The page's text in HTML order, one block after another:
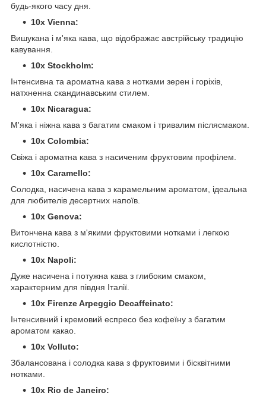
будь-якого часу дня.
10x Vienna:
Вишукана і м'яка кава, що відображає австрійську традицію
кавування.
10x Stockholm:
Інтенсивна та ароматна кава з нотками зерен і горіхів,
натхненна скандинавським стилем.
10x Nicaragua:
М'яка і ніжна кава з багатим смаком і тривалим післясмаком.
10x Colombia:
Свіжа і ароматна кава з насиченим фруктовим профілем.
10x Caramello:
Солодка, насичена кава з карамельним ароматом, ідеальна
для любителів десертних напоїв.
10x Genova:
Витончена кава з м'якими фруктовими нотками і легкою
кислотністю.
10x Napoli:
Дуже насичена і потужна кава з глибоким смаком,
характерним для півдня Італії.
10x Firenze Arpeggio Decaffeinato:
Інтенсивний і кремовий еспресо без кофеїну з багатим
ароматом какао.
10x Volluto:
Збалансована і солодка кава з фруктовими і бісквітними
нотками.
10x Rio de Janeiro: